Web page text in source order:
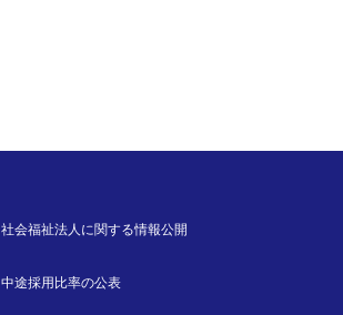
社会福祉法人に関する情報公開
中途採用比率の公表